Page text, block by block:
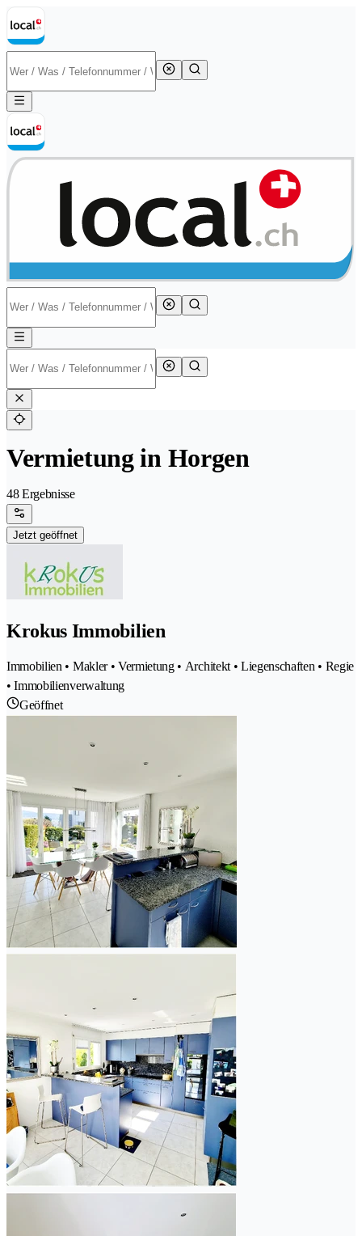
Vermietung in Horgen
48 Ergebnisse
Jetzt geöffnet
Krokus Immobilien
Immobilien • Makler • Vermietung • Architekt • Liegenschaften • Regie
• Immobilienverwaltung
Geöffnet